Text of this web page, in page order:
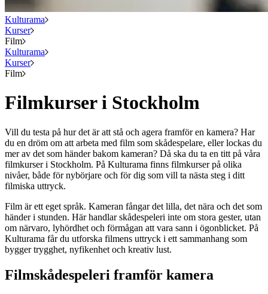
Kulturama
Kurser
Film
Kulturama
Kurser
Film
Filmkurser i Stockholm
Vill du testa på hur det är att stå och agera framför en kamera? Har
du en dröm om att arbeta med film som skådespelare, eller lockas du
mer av det som händer bakom kameran? Då ska du ta en titt på våra
filmkurser i Stockholm. På Kulturama finns filmkurser på olika
nivåer, både för nybörjare och för dig som vill ta nästa steg i ditt
filmiska uttryck.
Film är ett eget språk. Kameran fångar det lilla, det nära och det som
händer i stunden. Här handlar skådespeleri inte om stora gester, utan
om närvaro, lyhördhet och förmågan att vara sann i ögonblicket. På
Kulturama får du utforska filmens uttryck i ett sammanhang som
bygger trygghet, nyfikenhet och kreativ lust.
Filmskådespeleri framför kamera